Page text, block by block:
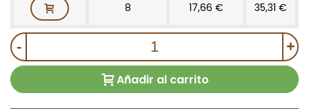
8 17,66 € 35,31 €
- +
Añadir al carrito